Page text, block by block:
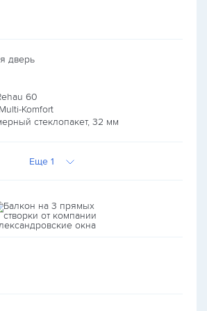
дверь
60
Komfort
стеклопакет, 32 мм
Еще 1